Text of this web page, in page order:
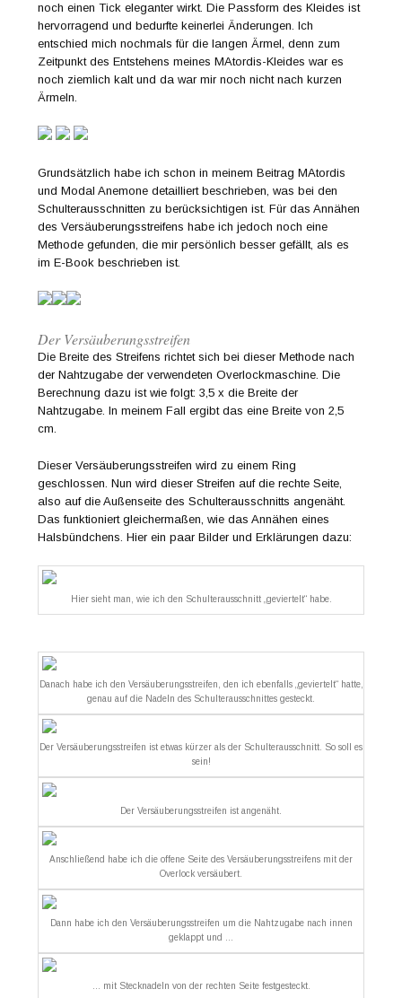
noch einen Tick eleganter wirkt. Die Passform des Kleides ist
hervorragend und bedurfte keinerlei Änderungen. Ich
entschied mich nochmals für die langen Ärmel, denn zum
Zeitpunkt des Entstehens meines MAtordis-Kleides war es
noch ziemlich kalt und da war mir noch nicht nach kurzen
Ärmeln.
Grundsätzlich habe ich schon in meinem Beitrag MAtordis
und Modal Anemone detailliert beschrieben, was bei den
Schulterausschnitten zu berücksichtigen ist. Für das Annähen
des Versäuberungsstreifens habe ich jedoch noch eine
Methode gefunden, die mir persönlich besser gefällt, als es
im E-Book beschrieben ist.
Der Versäuberungsstreifen
Die Breite des Streifens richtet sich bei dieser Methode nach
der Nahtzugabe der verwendeten Overlockmaschine. Die
Berechnung dazu ist wie folgt: 3,5 x die Breite der
Nahtzugabe. In meinem Fall ergibt das eine Breite von 2,5
cm.
Dieser Versäuberungsstreifen wird zu einem Ring
geschlossen. Nun wird dieser Streifen auf die rechte Seite,
also auf die Außenseite des Schulterausschnitts angenäht.
Das funktioniert gleichermaßen, wie das Annähen eines
Halsbündchens. Hier ein paar Bilder und Erklärungen dazu:
Hier sieht man, wie ich den Schulterausschnitt „geviertelt“ habe.
Danach habe ich den Versäuberungsstreifen, den ich ebenfalls „geviertelt“ hatte,
genau auf die Nadeln des Schulterausschnittes gesteckt.
Der Versäuberungsstreifen ist etwas kürzer als der Schulterausschnitt. So soll es
sein!
Der Versäuberungsstreifen ist angenäht.
Anschließend habe ich die offene Seite des Versäuberungsstreifens mit der
Overlock versäubert.
Dann habe ich den Versäuberungsstreifen um die Nahtzugabe nach innen
geklappt und …
… mit Stecknadeln von der rechten Seite festgesteckt.